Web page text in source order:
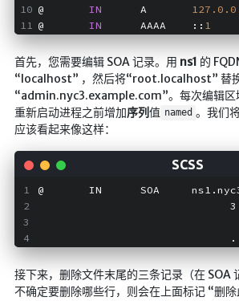
@ IN
      A
127.0 .0
@ IN
      AAAA    ::
1
首先，您需要编辑 SOA 记录。用 ns1 的
“localhost” ，然后将“root.localhost” 替
“admin.nyc3.example.com”。每次编辑区
重新启动进程之前增加序列值 named 。我们
应该看起来像这样：
@       IN      SOA
3
.
接下来，删除文件末尾的三条记录（在 SOA
不确定要删除哪些行，则会在上面标记 “删除